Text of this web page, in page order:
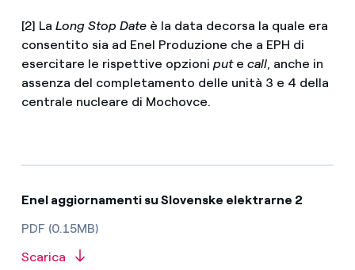
[2] La Long Stop Dateè la data decorsa la quale era
consentito sia ad Enel Produzione che a EPH di
esercitare le rispettive opzioni pute call, anche in
assenza del completamento delle unità 3 e 4 della
centrale nucleare di Mochovce.
Enel aggiornamenti su Slovenske elektrarne 2
PDF (0.15MB)
Scarica